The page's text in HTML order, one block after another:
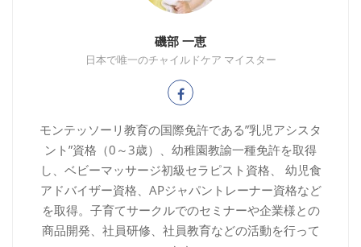
磯部 一恵
日本で唯一のチャイルドケア マイスター
モンテッソーリ教育の国際免許である”乳児アシスタ
ント”資格（0～3歳）、幼稚園教諭一種免許を取得
し、ベビーマッサージ初級セラピスト資格、 幼児食
アドバイザー資格、APジャパントレーナー資格など
を取得。子育てサークルでのセミナーや企業様との
商品開発、社員研修、社員教育などの活動を行って